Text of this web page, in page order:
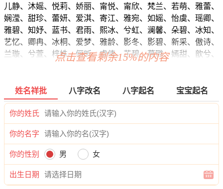
儿静、沐媱、悦莉、娇丽、甯悦、甯欣、梵兰、若萌、雅蕾、
娴滢、甜珍、蕾妍、爱淇、寄江、雅宛、如媱、怡虞、瑶卿、
雅碧、知妤、蓝书、君雨、熙冰、兮虹、澜馨、朵碧、冰知、
艺忆、卿冉、冰桐、爱梦、雅龄、影冬、影碧、新采、傲诗、
兰璇、兮萱、梓姝、俪昕、虞倩、芷碧、慕璐、嫣甜、歆兮、
翰彦、硕聪、伦彦、俊宽、源寅、亦麒、海海、唯毅、泽易、
奕宗、译彦、新岩、俊威、海伦、庚宇、朗辉、寅彦、麒曜、
梁谦、璋镇、海宥、浩郎、绍龙、译世、桦海、忠兴、朗远、
泽炎、建坤、唯寅、海颜、瑞啸、彦锦、俊浩、源绍、悠琛、
华洺、昀曜、倚博、伦博、宽江、灏辉、旭博、曜伦、江南、
锦博、余逸、正俊、云毅、锦麒、奕瀚、曜龙、俊曜、云正、
维雄、俊龙、奥建、隆伦、锋程、浩霖、陌译、远旭、唯海、
易旻、旻云、翔炎、恺海、唯迪、诺浩、宁翰。
点击查看剩余15%的内容
姓名祥批 八字改名 八字起名 宝宝起名
你的姓氏
你的名字
你的性别 男 女
出生日期